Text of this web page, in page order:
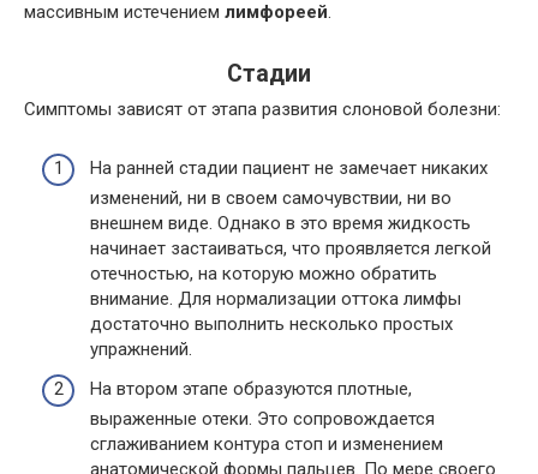
массивным истечением лимфореей.
Стадии
Симптомы зависят от этапа развития слоновой болезни:
На ранней стадии пациент не замечает никаких
изменений, ни в своем самочувствии, ни во
внешнем виде. Однако в это время жидкость
начинает застаиваться, что проявляется легкой
отечностью, на которую можно обратить
внимание. Для нормализации оттока лимфы
достаточно выполнить несколько простых
упражнений.
На втором этапе образуются плотные,
выраженные отеки. Это сопровождается
сглаживанием контура стоп и изменением
анатомической формы пальцев. По мере своего